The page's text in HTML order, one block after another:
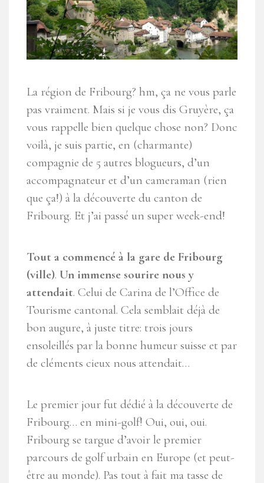
La région de Fribourg? hm, ça ne vous parle
pas vraiment. Mais si je vous dis Gruyère, ça
vous rappelle bien quelque chose non? Donc
voilà, je suis partie, en (charmante)
compagnie de 5 autres blogueurs, d’un
accompagnateur et d’un cameraman (rien
que ça!) à la découverte du canton de
Fribourg. Et j’ai passé un super week-end!
Tout a commencé à la gare de Fribourg
(ville). Un immense sourire nous y
attendait. Celui de Carina de l’Office de
Tourisme cantonal. Cela semblait déjà de
bon augure, à juste titre: trois jours
ensoleillés par la bonne humeur suisse et par
de cléments cieux nous attendait…
Le premier jour fut dédié à la découverte de
Fribourg… en mini-golf! Oui, oui, oui.
Fribourg se targue d’avoir le premier
parcours de golf urbain en Europe (et peut-
être au monde). Pas tout à fait ma tasse de